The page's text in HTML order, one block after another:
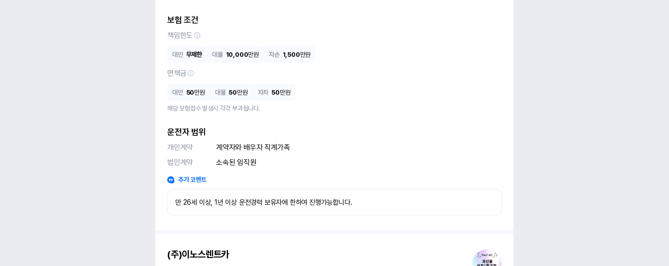
보험 조건
책임한도
대인 무제한 대물 10,000만원 자손 1,500만원
면책금
대인 50만원 대물 50만원 자차 50만원
해당 보험접수 발생시 각각 부과됩니다.
운전자 범위
개인계약
계약자와 배우자 직계가족
법인계약
소속된 임직원
추가 코멘트
만 26세 이상, 1년 이상 운전경력 보유자에 한하여 진행가능합니다.
(주)이노스렌트카